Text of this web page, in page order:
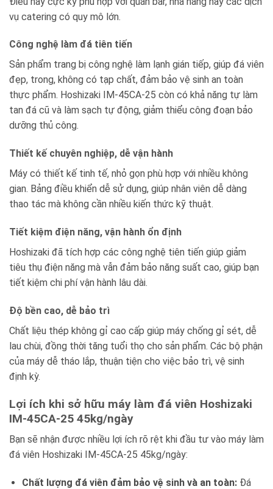
vụ catering có quy mô lớn.
Công nghệ làm đá tiên tiến
Sản phẩm trang bị công nghệ làm lạnh gián tiếp, giúp đá viên
đẹp, trong, không có tạp chất, đảm bảo vệ sinh an toàn
thực phẩm. Hoshizaki IM-45CA-25 còn có khả năng tự làm
tan đá cũ và làm sạch tự động, giảm thiểu công đoạn bảo
dưỡng thủ công.
Thiết kế chuyên nghiệp, dễ vận hành
Máy có thiết kế tinh tế, nhỏ gọn phù hợp với nhiều không
gian. Bảng điều khiển dễ sử dụng, giúp nhân viên dễ dàng
thao tác mà không cần nhiều kiến thức kỹ thuật.
Tiết kiệm điện năng, vận hành ổn định
Hoshizaki đã tích hợp các công nghệ tiên tiến giúp giảm
tiêu thụ điện năng mà vẫn đảm bảo năng suất cao, giúp bạn
tiết kiệm chi phí vận hành lâu dài.
Độ bền cao, dễ bảo trì
Chất liệu thép không gỉ cao cấp giúp máy chống gỉ sét, dễ
lau chùi, đồng thời tăng tuổi thọ cho sản phẩm. Các bộ phận
của máy dễ tháo lắp, thuận tiện cho việc bảo trì, vệ sinh
định kỳ.
Lợi ích khi sở hữu máy làm đá viên Hoshizaki
IM-45CA-25 45kg/ngày
Bạn sẽ nhận được nhiều lợi ích rõ rệt khi đầu tư vào máy làm
đá viên Hoshizaki IM-45CA-25 45kg/ngày:
Chất lượng đá viên đảm bảo vệ sinh và an toàn:Đá